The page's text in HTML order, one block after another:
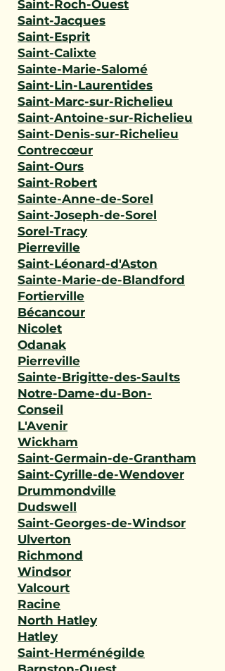
Saint-Roch-Ouest
Saint-Jacques
Saint-Esprit
Saint-Calixte
Sainte-Marie-Salomé
Saint-Lin-Laurentides
Saint-Marc-sur-Richelieu
Saint-Antoine-sur-Richelieu
Saint-Denis-sur-Richelieu
Contrecœur
Saint-Ours
Saint-Robert
Sainte-Anne-de-Sorel
Saint-Joseph-de-Sorel
Sorel-Tracy
Pierreville
Saint-Léonard-d'Aston
Sainte-Marie-de-Blandford
Fortierville
Bécancour
Nicolet
Odanak
Pierreville
Sainte-Brigitte-des-Saults
Notre-Dame-du-Bon-
Conseil
L'Avenir
Wickham
Saint-Germain-de-Grantham
Saint-Cyrille-de-Wendover
Drummondville
Dudswell
Saint-Georges-de-Windsor
Ulverton
Richmond
Windsor
Valcourt
Racine
North Hatley
Hatley
Saint-Herménégilde